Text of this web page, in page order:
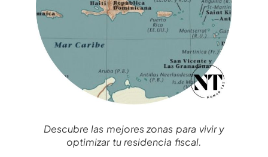
Descubre las mejores zonas para vivir y
optimizar tu residencia fiscal.